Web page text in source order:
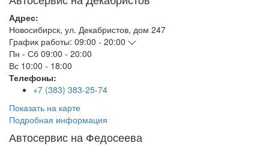
Адрес:
Новосибирск, ул. Декабристов, дом 247
График работы: 09:00 - 20:00
Пн - Сб 09:00 - 20:00
Вс 10:00 - 18:00
Телефоны:
+7 (383) 383-25-74
Показать на карте
Подробная информация
Автосервис на Федосеева